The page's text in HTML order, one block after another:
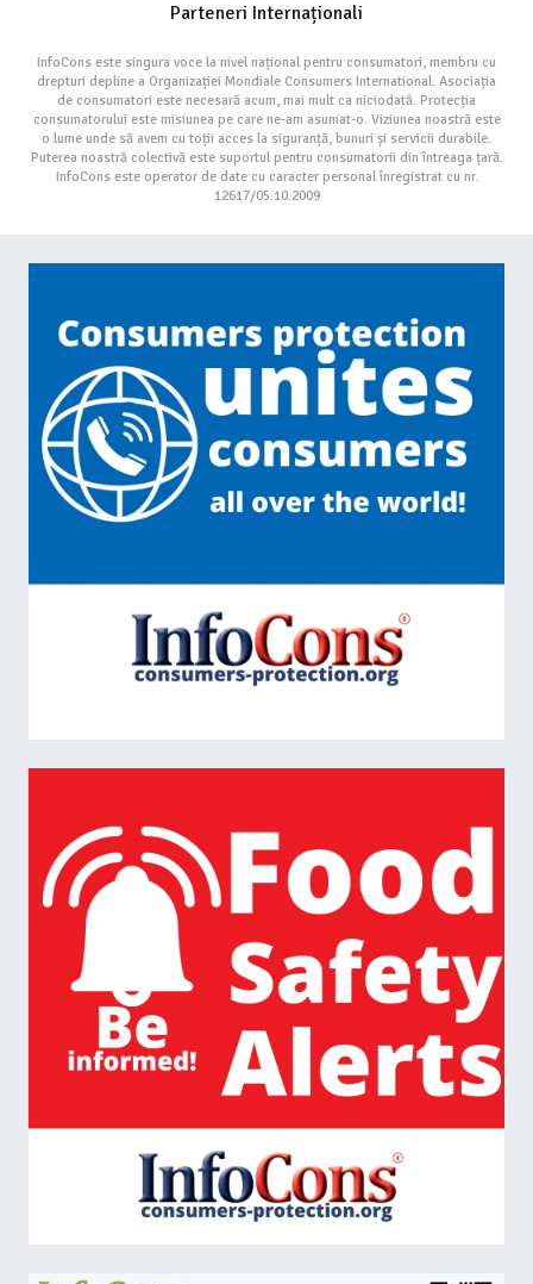
Parteneri Internaționali
InfoCons este singura voce la nivel național pentru consumatori, membru cu
drepturi depline a Organizației Mondiale Consumers International. Asociația
de consumatori este necesară acum, mai mult ca niciodată. Protecția
consumatorului este misiunea pe care ne-am asumat-o. Viziunea noastră este
o lume unde să avem cu toții acces la siguranță, bunuri și servicii durabile.
Puterea noastră colectivă este suportul pentru consumatorii din întreaga țară.
InfoCons este operator de date cu caracter personal înregistrat cu nr.
12617/05.10.2009